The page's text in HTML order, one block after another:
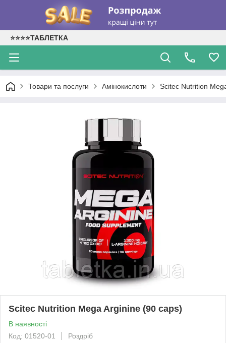
⭐⭐⭐⭐ТАБЛЕТКА
Товари та послуги Амінокислоти Scitec Nutrition
Scitec Nutrition Mega Arginine (90 caps)
В наявності
Код: 01520-01
Роздріб